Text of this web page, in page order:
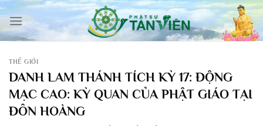
Skip
content
THẾ GIỚI
DANH LAM THÁNH TÍCH KỲ 17: ĐỘNG
MẠC CAO: KỲ QUAN CỦA PHẬT GIÁO TẠI
ĐÔN HOÀNG